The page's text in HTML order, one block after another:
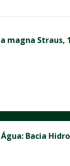
magna Straus,
Bacia